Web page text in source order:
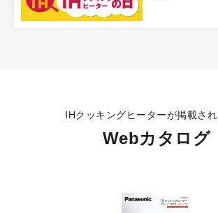
IHクッキングヒーターが掲載さ
Webカタログ